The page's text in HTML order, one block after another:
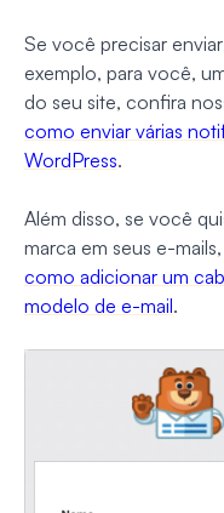
Se você precisar
exemplo, para você,
do seu site, confira
como enviar várias
WordPress.
Além disso, se você
marca em seus e-
como adicionar um
modelo de e-mail.